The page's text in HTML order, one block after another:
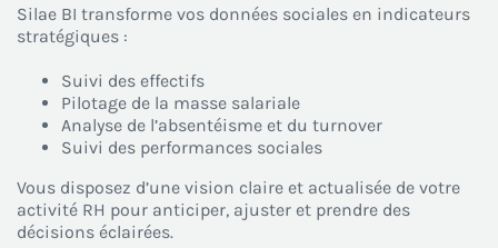
Silae BI transforme vos données sociales en indicateurs
stratégiques :
Suivi des effectifs
Pilotage de la masse salariale
Analyse de l’absentéisme et du turnover
Suivi des performances sociales
Vous disposez d’une vision claire et actualisée de votre
activité RH pour anticiper, ajuster et prendre des
décisions éclairées.